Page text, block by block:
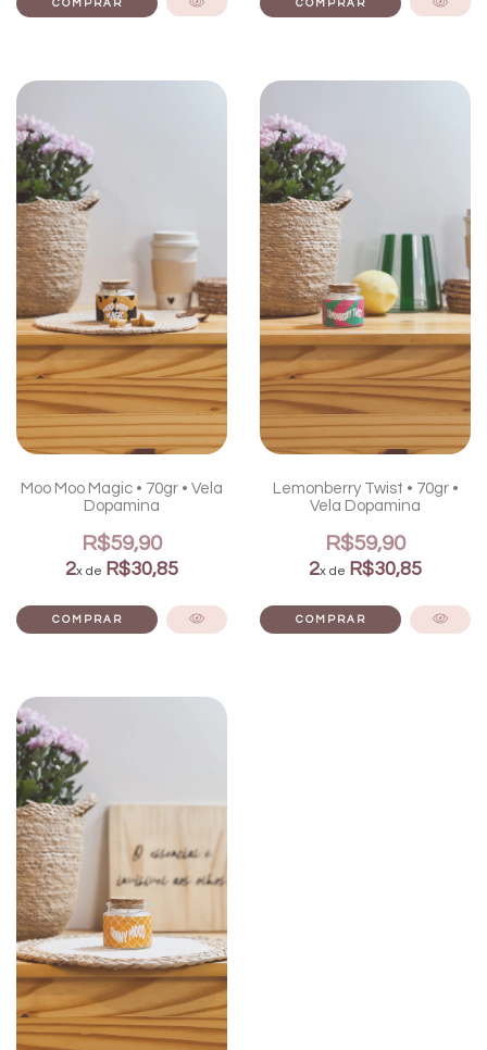
Moo Moo Magic • 70gr • Vela
Dopamina
R$59,90
2x de R$30,85
Lemonberry Twist • 70gr •
Vela Dopamina
R$59,90
2x de R$30,85